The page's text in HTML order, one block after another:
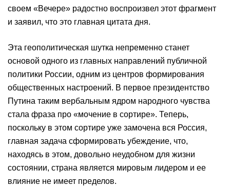
своем «Вечере» радостно воспроизвел этот фрагмент
и заявил, что это главная цитата дня.
Эта геополитическая шутка непременно станет
основой одного из главных направлений публичной
политики России, одним из центров формирования
общественных настроений. В первое президентство
Путина таким вербальным ядром народного чувства
стала фраза про «мочение в сортире». Теперь,
поскольку в этом сортире уже замочена вся Россия,
главная задача сформировать убеждение, что,
находясь в этом, довольно неудобном для жизни
состоянии, страна является мировым лидером и ее
влияние не имеет пределов.